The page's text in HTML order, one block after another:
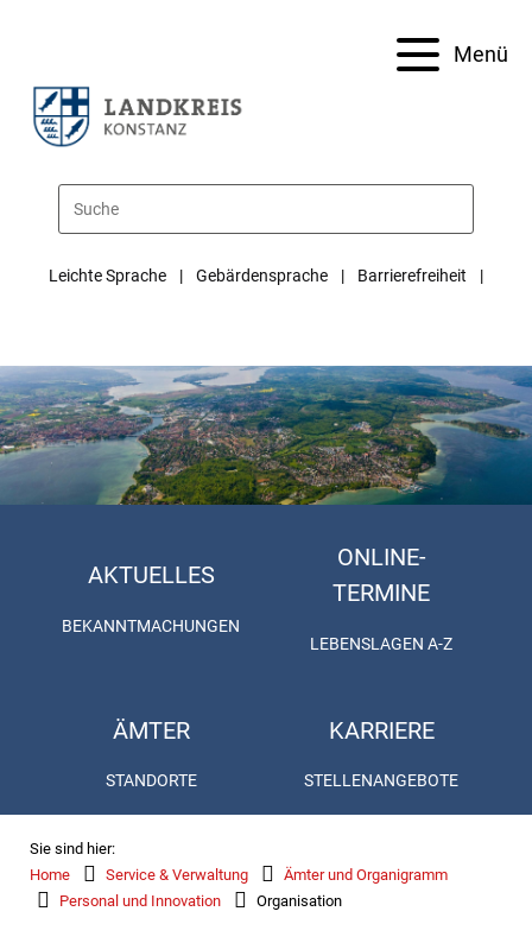
Menü
Leichte Sprache Gebärdensprache Barrierefreiheit
AKTUELLES
BEKANNTMACHUNGEN
ONLINE-
TERMINE
LEBENSLAGEN A-Z
ÄMTER
STANDORTE
KARRIERE
STELLENANGEBOTE
Sie sind hier:
Home
Service & Verwaltung
Ämter und Organigramm
Personal und Innovation
Organisation